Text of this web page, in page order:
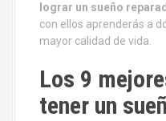
lograr un sueño
con ellos aprenderás a
mayor calidad de vida.
Los 9
tener un